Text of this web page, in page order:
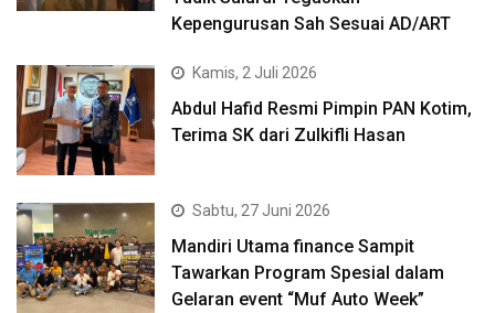
Kepengurusan Sah Sesuai AD/ART
Kamis, 2 Juli 2026
Abdul Hafid Resmi Pimpin PAN Kotim,
Terima SK dari Zulkifli Hasan
Sabtu, 27 Juni 2026
Mandiri Utama finance Sampit
Tawarkan Program Spesial dalam
Gelaran event “Muf Auto Week”